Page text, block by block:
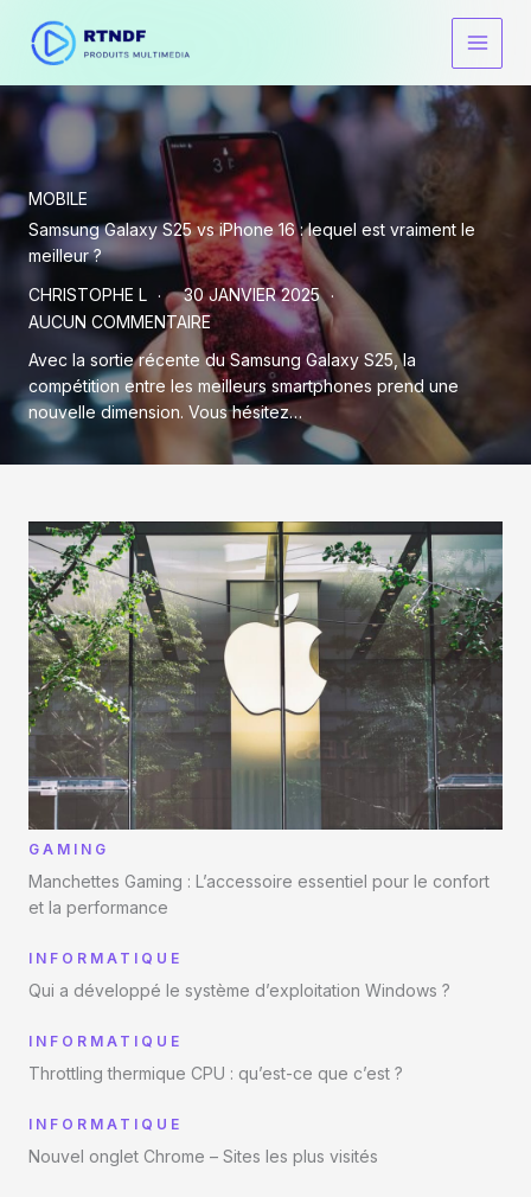
contenu
Main
Menu
MOBILE
Samsung Galaxy S25 vs iPhone 16 : lequel est vraiment le
meilleur ?
CHRISTOPHE L
30 JANVIER 2025
AUCUN COMMENTAIRE
Avec la sortie récente du Samsung Galaxy S25, la
compétition entre les meilleurs smartphones prend une
nouvelle dimension. Vous hésitez…
GAMING
Manchettes Gaming : L’accessoire essentiel pour le confort
et la performance
INFORMATIQUE
Qui a développé le système d’exploitation Windows ?
INFORMATIQUE
Throttling thermique CPU : qu’est-ce que c’est ?
INFORMATIQUE
Nouvel onglet Chrome – Sites les plus visités